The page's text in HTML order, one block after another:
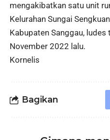
mengakibatkan satu unit
Kelurahan Sungai
Kabupaten Sanggau, ludes
November 2022 lalu.
Kornelis
Bagikan